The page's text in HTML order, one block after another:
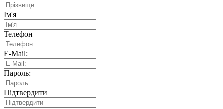
Ім'я
Телефон
E-Mail:
Пароль:
Підтвердити